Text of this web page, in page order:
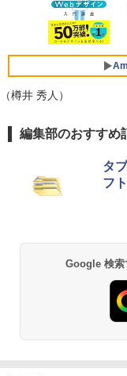
（樽井 秀人）
編集部のおすすめ
タ
フ
Google 検索